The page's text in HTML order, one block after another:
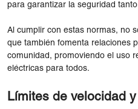
para garantizar la seguridad
Al cumplir con estas normas, no
que también fomenta relaciones
comunidad, promoviendo el uso
eléctricas para todos.
Límites de velocidad